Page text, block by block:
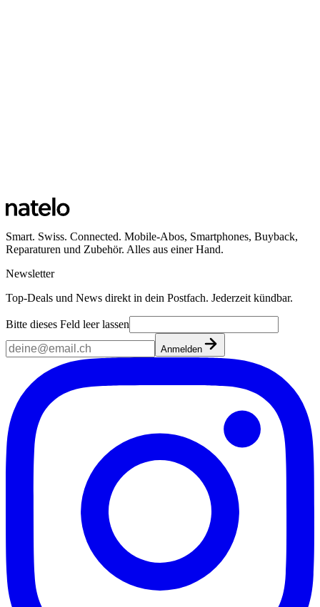
Smart. Swiss. Connected. Mobile-Abos, Smartphones, Buyback,
Reparaturen und Zubehör. Alles aus einer Hand.
Newsletter
Top-Deals und News direkt in dein Postfach. Jederzeit kündbar.
Bitte dieses Feld leer lassen
Anmelden